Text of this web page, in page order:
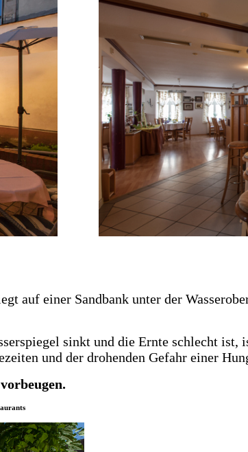
auf einer Sandbank unter der
sinkt und die Ernte schlecht ist,
und der drohenden Gefahr einer